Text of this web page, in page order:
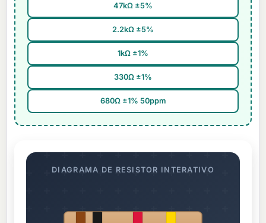
47kΩ ±5%
2.2kΩ ±5%
1kΩ ±1%
330Ω ±1%
680Ω ±1% 50ppm
DIAGRAMA DE RESISTOR INTERATIVO